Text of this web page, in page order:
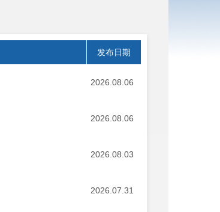
发布日期
2026.08.06
2026.08.06
2026.08.03
2026.07.31